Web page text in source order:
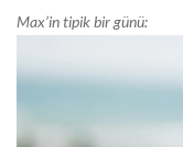
Max’in tipik bir günü: